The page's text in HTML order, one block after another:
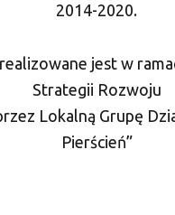
2014-2020.
jest w
Strategii Rozwoju
Lokalną Grupę
Pierścień”